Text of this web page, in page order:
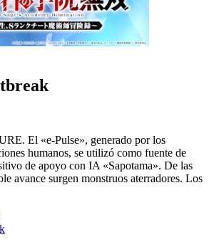
El «e-Pulse», generado por los
humanos, se utilizó como fuente de
de apoyo con IA «Sapotama». De las
avance surgen monstruos aterradores. Los